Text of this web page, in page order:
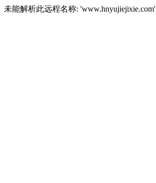
未能解析此远程名称: 'www.hnyujiejixie.com'